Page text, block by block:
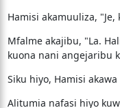
Hamisi akamuuliza,
Mfalme akajibu, "La.
kuona nani angejaribu
Siku hiyo, Hamisi
Alitumia nafasi hiyo